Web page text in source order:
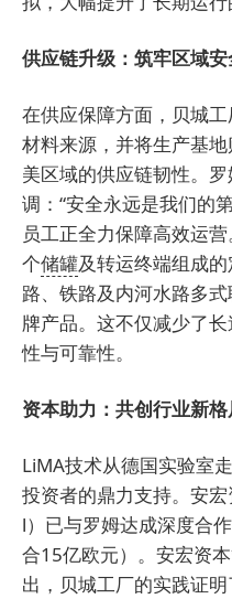
供应链升级：筑牢区域
在供应保障方面，贝城
材料来源，并将生产基
美区域的供应链韧性。
调：“安全永远是我们的
员工正全力保障高效运
个储罐及转运终端组成
路、铁路及内河水路多
牌产品。这不仅减少了
性与可靠性。
资本助力：共创行业新
LiMA技术从德国实验室
投资者的鼎力支持。安
l）已与罗姆达成深度合
合15亿欧元）。安宏资
出，贝城工厂的实践证